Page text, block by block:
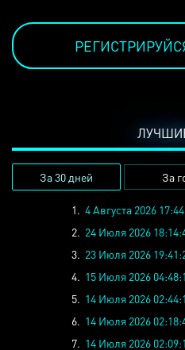
За 30 дней За
1. 4 Августа 2026
2. 24 Июля 2026
3. 23 Июля 2026
4. 15 Июля 2026
5. 14 Июля 2026
6. 14 Июля 2026
7. 14 Июля 2026